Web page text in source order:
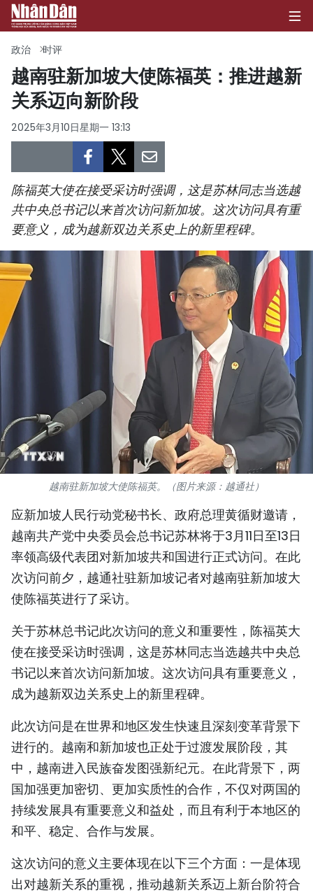
首页
政治
经济
社会
环保
文化
体育
友谊桥梁
史海
多功能媒体
图库
视频
TIẾNG VIỆT
ENGLISH
РУССКИЙ
ESPAÑOL
政治 时评
越南驻新加坡大使陈福英：推进越新
关系迈向新阶段
2025年3月10日星期一 13:13
陈福英大使在接受采访时强调，这是苏林同志当选越
共中央总书记以来首次访问新加坡。这次访问具有重
要意义，成为越新双边关系史上的新里程碑。
越南驻新加坡大使陈福英。（图片来源：越通社）
应新加坡人民行动党秘书长、政府总理黄循财邀请，
越南共产党中央委员会总书记苏林将于3月11日至13日
率领高级代表团对新加坡共和国进行正式访问。在此
次访问前夕，越通社驻新加坡记者对越南驻新加坡大
使陈福英进行了采访。
关于苏林总书记此次访问的意义和重要性，陈福英大
使在接受采访时强调，这是苏林同志当选越共中央总
书记以来首次访问新加坡。这次访问具有重要意义，
成为越新双边关系史上的新里程碑。
此次访问是在世界和地区发生快速且深刻变革背景下
进行的。越南和新加坡也正处于过渡发展阶段，其
中，越南进入民族奋发图强新纪元。在此背景下，两
国加强更加密切、更加实质性的合作，不仅对两国的
持续发展具有重要意义和益处，而且有利于本地区的
和平、稳定、合作与发展。
这次访问的意义主要体现在以下三个方面：一是体现
出对越新关系的重视，推动越新关系迈上新台阶符合